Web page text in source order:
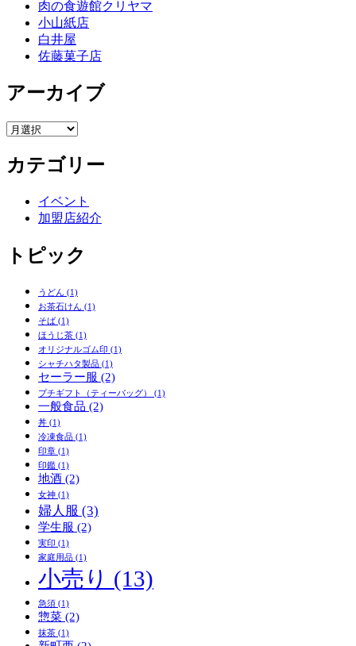
肉の食遊館クリヤマ
小山紙店
白井屋
佐藤菓子店
アーカイブ
ア
カ
イ
カテゴリー
イベント
加盟店紹介
トピック
うどん (1)
お茶石けん (1)
そば (1)
ほうじ茶 (1)
オリジナルゴム印 (1)
シャチハタ製品 (1)
セーラー服 (2)
プチギフト（ティーバッグ） (1)
一般食品 (2)
丼 (1)
冷凍食品 (1)
印章 (1)
印鑑 (1)
地酒 (2)
女神 (1)
婦人服 (3)
学生服 (2)
実印 (1)
家庭用品 (1)
小売り (13)
急須 (1)
惣菜 (2)
抹茶 (1)